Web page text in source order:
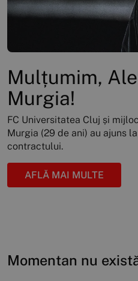
Mulțumim,
Murgia!
FC Universitatea Cluj și
Murgia (29 de ani) au ajuns
contractului.
AFLĂ MAI MULTE
Momentan nu